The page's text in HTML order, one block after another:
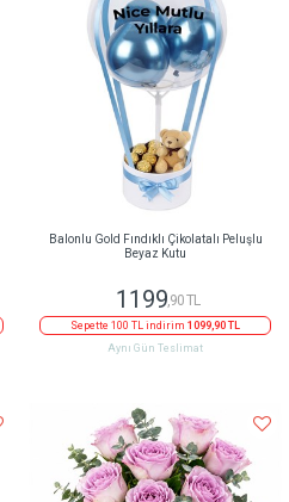
Balonlu Gold Fındıklı Çikolatalı Peluşlu
Beyaz Kutu
1199,90 TL
Sepette 100 TL indirim 1099,90 TL
Aynı Gün Teslimat